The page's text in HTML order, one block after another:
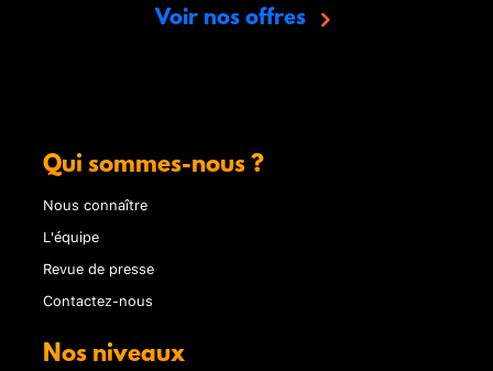
Voir nos offres
Qui sommes-nous ?
Nous connaître
L'équipe
Revue de presse
Contactez-nous
Nos niveaux